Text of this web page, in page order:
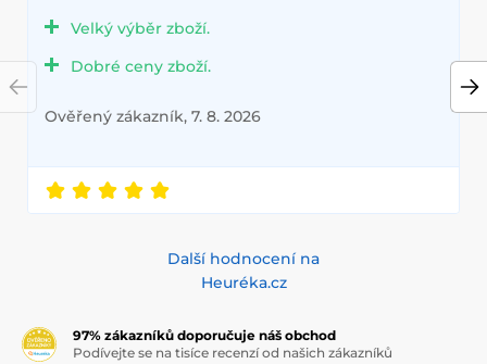
Velký výběr zboží.
Dobré ceny zboží.
Ověřený zákazník, 7. 8. 2026
Další hodnocení na
Heuréka.cz
97% zákazníků doporučuje náš obchod
Podívejte se na tisíce recenzí od našich zákazníků